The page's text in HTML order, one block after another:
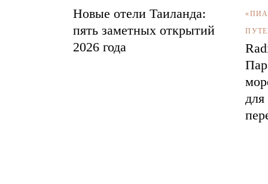
Новые отели Таиланда:
пять заметных открытий
2026 года